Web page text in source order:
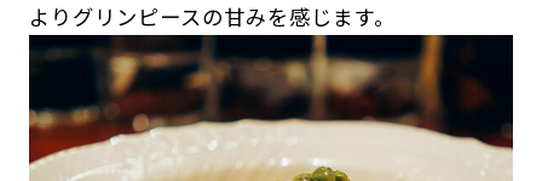
よりグリンピースの甘みを感じます。